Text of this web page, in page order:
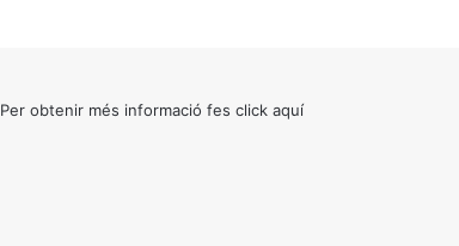
obtenir més informació fes click aquí